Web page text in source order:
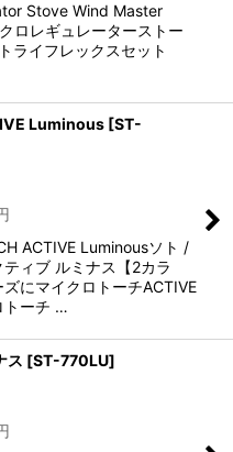
Stove Wind Master
ロレギュレーターストー
ライフレックスセット
Luminous [ST-
ACTIVE Luminousソト /
ィブ ルミナス【2カラ
にマイクロトーチACTIVE
トーチ …
ス [ST-770LU]